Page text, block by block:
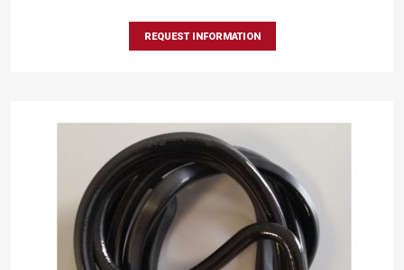
REQUEST INFORMATION